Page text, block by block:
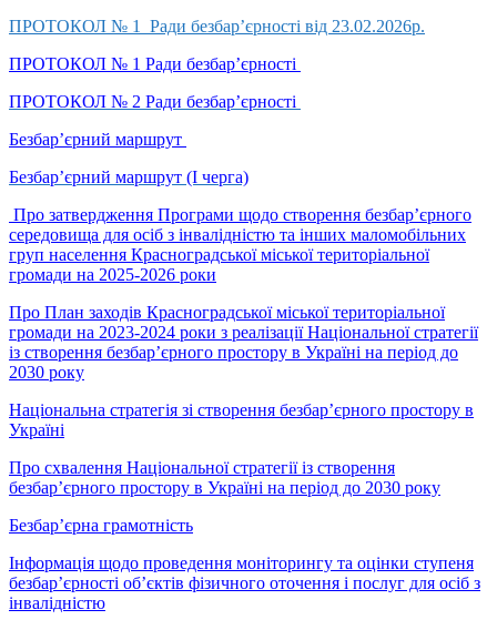
ПРОТОКОЛ № 1 Ради безбар’єрності від 23.02.2026р.
ПРОТОКОЛ № 1 Ради безбар’єрності
ПРОТОКОЛ № 2 Ради безбар’єрності
Безбар’єрний маршрут
Безбар’єрний маршрут (І черга)
Про затвердження Програми щодо створення безбар’єрного
середовища для осіб з інвалідністю та інших маломобільних
груп населення Красноградської міської територіальної
громади на 2025-2026 роки
Про План заходів Красноградської міської територіальної
громади на 2023-2024 роки з реалізації Національної стратегії
із створення безбарʼєрного простору в Україні на період до
2030 року
Національна стратегія зі створення безбар’єрного простору в
Україні
Про схвалення Національної стратегії із створення
безбар’єрного простору в Україні на період до 2030 року
Безбар’єрна грамотність
Інформація щодо проведення моніторингу та оцінки ступеня
безбар’єрності об’єктів фізичного оточення і послуг для осіб з
інвалідністю